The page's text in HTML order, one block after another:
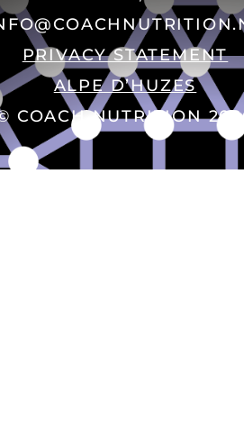
PRIVACY STATEMENT
ALPE D’HUZES
COACH NUTRITION